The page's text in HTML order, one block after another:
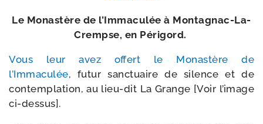
Le Monastère de l’Immaculée à Montagnac-​La-​
Crempse, en Périgord.
Vous leur avez offert le Monastère de
l’Immaculée, futur sanc­tuaire de silence et de
contem­pla­tion, au lieu-​dit La Grange [Voir l’i­mage
ci-dessus].